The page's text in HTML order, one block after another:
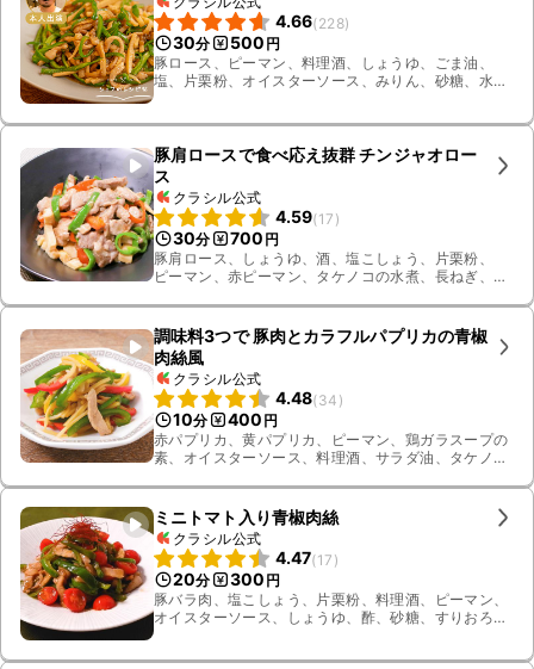
4.66(228)
30分 500 円
豚ロース、ピーマン、料理酒、しょうゆ、ごま油、
塩、片栗粉、オイスターソース、みりん、砂糖、水、
豚肩ロースで食べ応え抜群 チンジャオロー
ス
クラシル公式
4.59(17 )
30分 700 円
豚肩ロース、しょうゆ、酒、塩こしょう、片栗粉、
ピーマン、赤ピーマン、タケノコの水煮、長ねぎ、生
水、ごま油
調味料3つで 豚肉とカラフルパプリカの青椒
肉絲風
クラシル公式
4.48(34 )
10分 400 円
赤パプリカ、黄パプリカ、ピーマン、鶏ガラスープの
素、オイスターソース、料理酒、サラダ油、タケノコ
ミニトマト入り青椒肉絲
クラシル公式
4.47(17 )
20分 300 円
豚バラ肉、塩こしょう、片栗粉、料理酒、ピーマン、
オイスターソース、しょうゆ、酢、砂糖、すりおろし